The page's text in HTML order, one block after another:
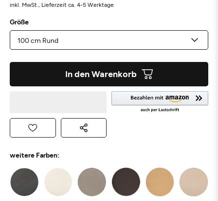
inkl. MwSt., Lieferzeit ca. 4-5 Werktage
Größe
In den Warenkorb
weitere Farben: